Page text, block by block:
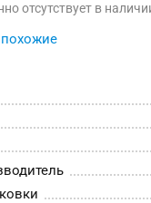
отсутствует в